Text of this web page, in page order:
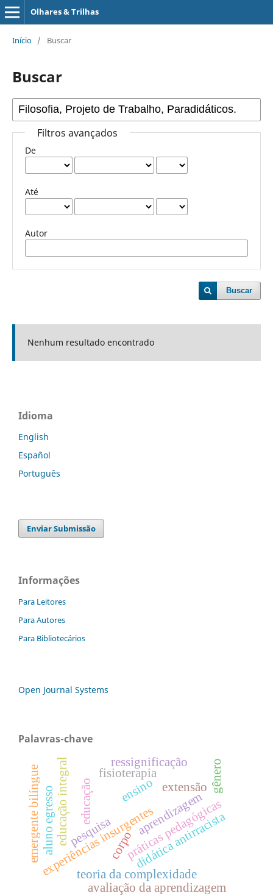
Olhares & Trilhas
Início / Buscar
Buscar
Filtros avançados
De
Até
Autor
Buscar
Nenhum resultado encontrado
Idioma
English
Español
Português
Enviar Submissão
Informações
Para Leitores
Para Autores
Para Bibliotecários
Open Journal Systems
Palavras-chave
educação
corpo
ensino
pesquisa
extensão
práticas pedagógicas
didática antirracista
experiências insurgentes
educação integral
aluno egresso
fisioterapia
emergente bilíngue
teoria da complexidade
avaliação da aprendizagem
gênero
aprendizagem
ressignificação